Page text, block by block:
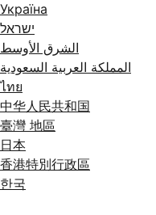
Україна
ישראל
الشرق الأوسط
المملكة العربية السعودية
ไทย
中华人民共和国
臺灣 地區
日本
香港特別行政區
한국